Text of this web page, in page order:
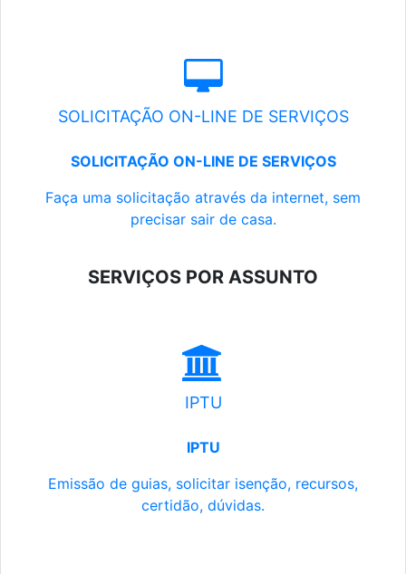
SOLICITAÇÃO ON-LINE DE SERVIÇOS
SOLICITAÇÃO ON-LINE DE SERVIÇOS
Faça uma solicitação através da internet, sem
precisar sair de casa.
SERVIÇOS POR ASSUNTO
IPTU
IPTU
Emissão de guias, solicitar isenção, recursos,
certidão, dúvidas.